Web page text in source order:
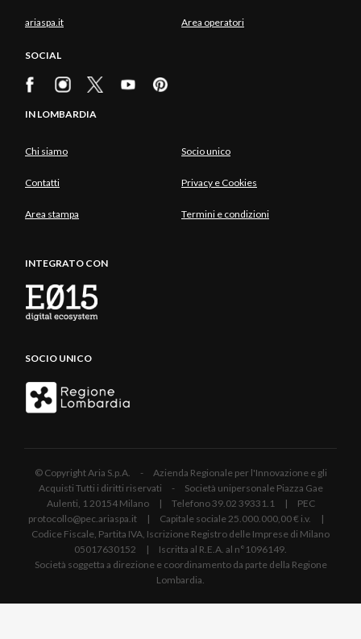
ariaspa.it Area operatori
SOCIAL
IN LOMBARDIA
Chi siamo Socio unico
Contatti Privacy e Cookies
Area stampa Termini e condizioni
INTEGRATO CON
SOCIO UNICO
© Copyright Aria S.p.A. - Azienda Regionale per l'Innovazione e gli
Acquisti Tutti i diritti riservati - Società unipersonale Piazza Gae
Aulenti, 1 20154 Milano | Telefono 39.02 39331.1 | PEC
protocollo@pec.ariaspa.it | Capitale sociale 25.000.000,00 € i.v. |
Codice Fiscale, Partita IVA, Iscrizione Registro delle Imprese di Milano
05017630152 | Iscritta al R.E.A. al n°1096149.
Società soggetta a direzione e coordinamento da parte della Regione
Lombardia.